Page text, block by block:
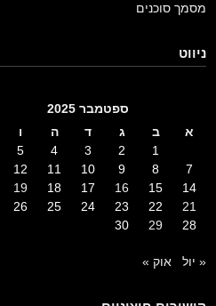
מסמך סוכנים
ניווט
ספטמבר 2025
א
ב ג ד ה ו
1
2
3
4
5
7
8
9
10
11
12
14
15
16
17
18
19
21
22
23
24
25
26
28
29
30
« יול אוק »